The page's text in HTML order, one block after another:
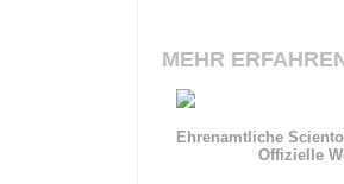
MEHR
Ehrenamtliche
Offizielle